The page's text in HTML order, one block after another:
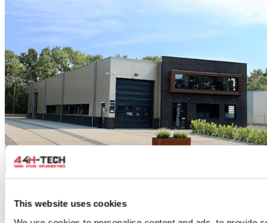
This website uses cookies
Klantenservice
Registreren